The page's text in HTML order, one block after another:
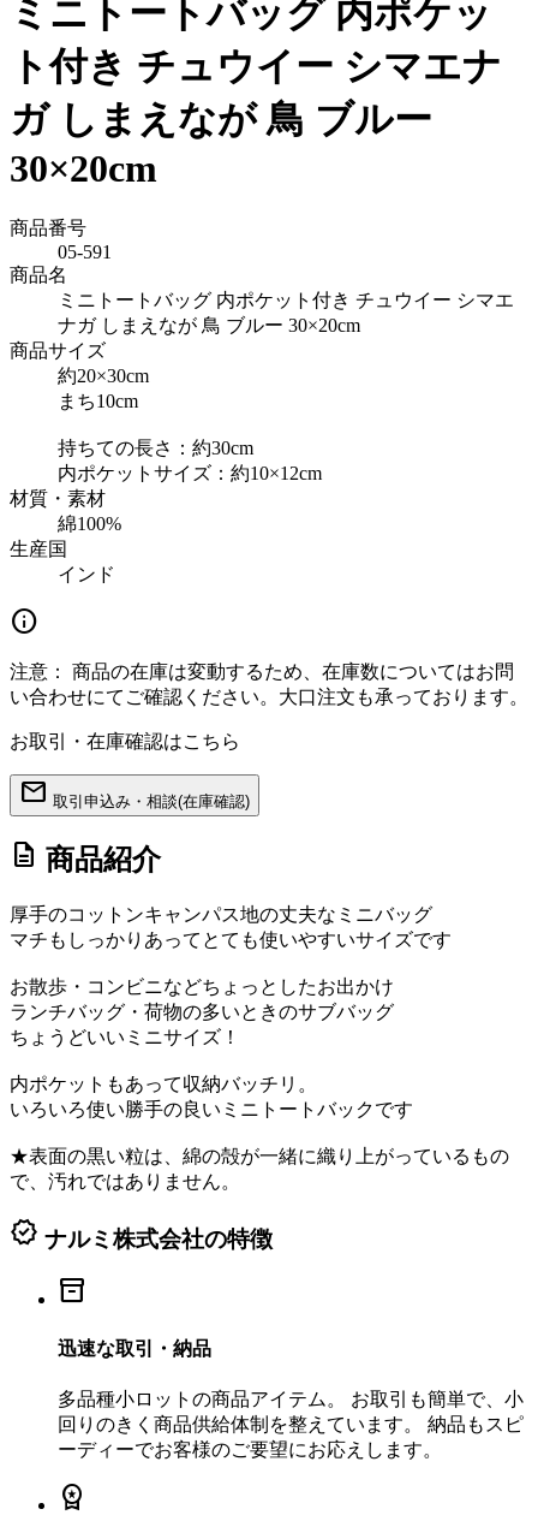
ミニトートバッグ 内ポケッ
ト付き チュウイー シマエナ
ガ しまえなが 鳥 ブルー
30×20cm
商品番号
05-591
商品名
ミニトートバッグ 内ポケット付き チュウイー シマエ
ナガ しまえなが 鳥 ブルー 30×20cm
商品サイズ
約20×30cm
まち10cm
持ちての長さ：約30cm
内ポケットサイズ：約10×12cm
材質・素材
綿100%
生産国
インド
info
注意：
商品の在庫は変動するため、在庫数についてはお問
い合わせにてご確認ください。大口注文も承っております。
お取引・在庫確認はこちら
mail 取引申込み・相談(在庫確認)
description 商品紹介
厚手のコットンキャンパス地の丈夫なミニバッグ
マチもしっかりあってとても使いやすいサイズです
お散歩・コンビニなどちょっとしたお出かけ
ランチバッグ・荷物の多いときのサブバッグ
ちょうどいいミニサイズ！
内ポケットもあって収納バッチリ。
いろいろ使い勝手の良いミニトートバックです
★表面の黒い粒は、綿の殻が一緒に織り上がっているもの
で、汚れではありません。
verified ナルミ株式会社の特徴
inventory_2
迅速な取引・納品
多品種小ロットの商品アイテム。 お取引も簡単で、小
回りのきく商品供給体制を整えています。 納品もスピ
ーディーでお客様のご要望にお応えします。
workspace_premium